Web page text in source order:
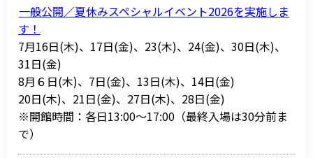
一般公開／夏休みスペシャルイベント2026を実施しま
す！
7月16日(木)、17日(金)、23(木)、24(金)、30日(木)、
31日(金)
8月６日(木)、7日(金)、13日(木)、14日(金)
20日(木)、21日(金)、27日(木)、28日(金)
※開館時間：各日13:00～17:00（最終入場は30分前ま
で）